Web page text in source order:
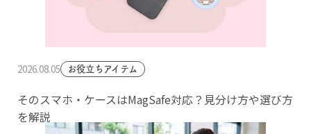
2026.08.05 お役立ちアイテム
そのスマホ・ケースはMagSafe対応？見分け方や選び方
を解説